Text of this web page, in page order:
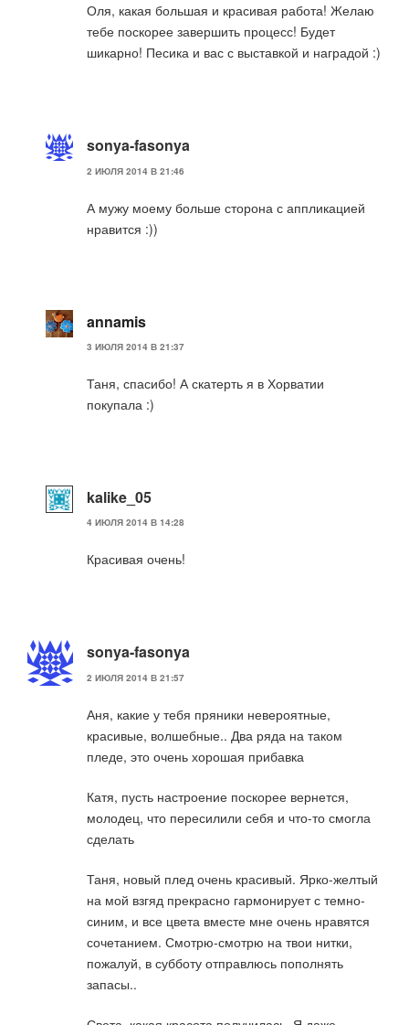
Оля, какая большая и красивая работа! Желаю
тебе поскорее завершить процесс! Будет
шикарно! Песика и вас с выставкой и наградой :)
sonya-fasonya
2 ИЮЛЯ 2014 В 21:46
А мужу моему больше сторона с аппликацией
нравится :))
annamis
3 ИЮЛЯ 2014 В 21:37
Таня, спасибо! А скатерть я в Хорватии
покупала :)
kalike_05
4 ИЮЛЯ 2014 В 14:28
Красивая очень!
sonya-fasonya
2 ИЮЛЯ 2014 В 21:57
Аня, какие у тебя пряники невероятные,
красивые, волшебные.. Два ряда на таком
пледе, это очень хорошая прибавка
Катя, пусть настроение поскорее вернется,
молодец, что пересилили себя и что-то смогла
сделать
Таня, новый плед очень красивый. Ярко-желтый
на мой взгяд прекрасно гармонирует с темно-
синим, и все цвета вместе мне очень нравятся
сочетанием. Смотрю-смотрю на твои нитки,
пожалуй, в субботу отправлюсь пополнять
запасы..